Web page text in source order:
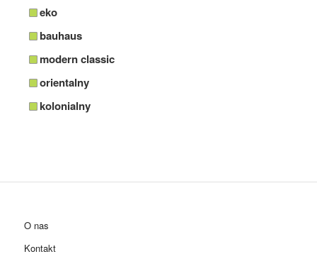
eko
bauhaus
modern classic
orientalny
kolonialny
O nas
Kontakt